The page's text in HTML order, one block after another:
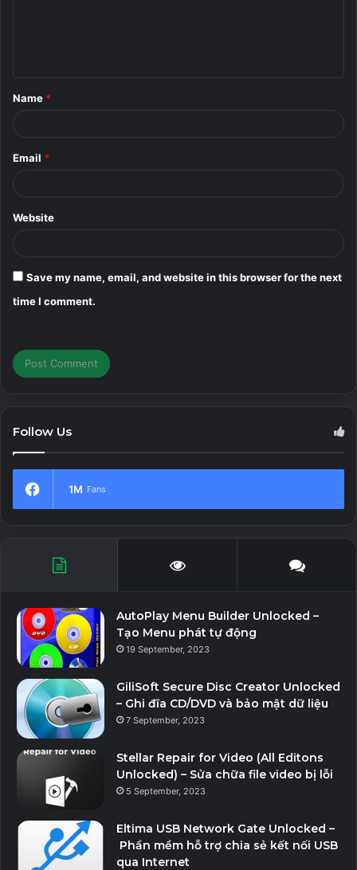
*
Name *
Email *
Website
Save my name, email, and website in this browser for the next
time I comment.
Follow Us
1M Fans
AutoPlay Menu Builder Unlocked –
Tạo Menu phát tự động
19 September, 2023
GiliSoft Secure Disc Creator Unlocked
– Ghi đĩa CD/DVD và bảo mật dữ liệu
7 September, 2023
Stellar Repair for Video (All Editons
Unlocked) – Sửa chữa file video bị lỗi
5 September, 2023
Eltima USB Network Gate Unlocked –
Phần mềm hỗ trợ chia sẻ kết nối USB
qua Internet